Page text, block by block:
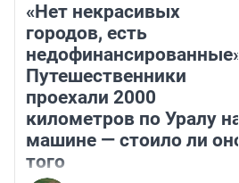
«Нет некрасивых
городов, есть
недофинансированные».
Путешественники
проехали 2000
километров по Уралу на
машине — стоило ли оно
того